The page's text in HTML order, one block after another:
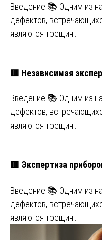
Введение 📚 Одним из
дефектов,
являются трещин…
🟥 Независимая
Введение 📚 Одним из
дефектов,
являются трещин…
🟥 Экспертиза
Введение 📚 Одним из
дефектов,
являются трещин…